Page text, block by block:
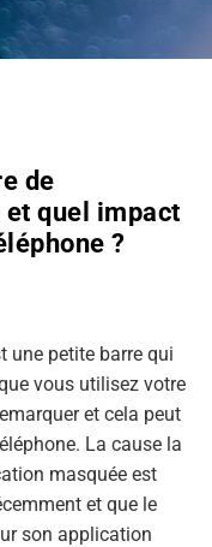
de
quel impact
?
une petite barre qui
vous utilisez votre
et cela peut
La cause la
masquée est
et que le
son application